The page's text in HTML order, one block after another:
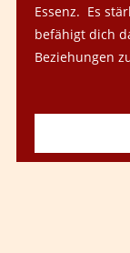
Essenz. Es
befähigt dich
Beziehungen